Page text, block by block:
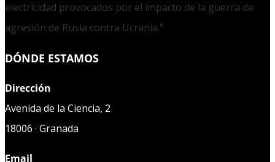
electricidad provocados por el impacto de la guerra de
agresión de Rusia contra Ucrania."
DÓNDE ESTAMOS
Dirección
Avenida de la Ciencia, 2
18006 · Granada
Email